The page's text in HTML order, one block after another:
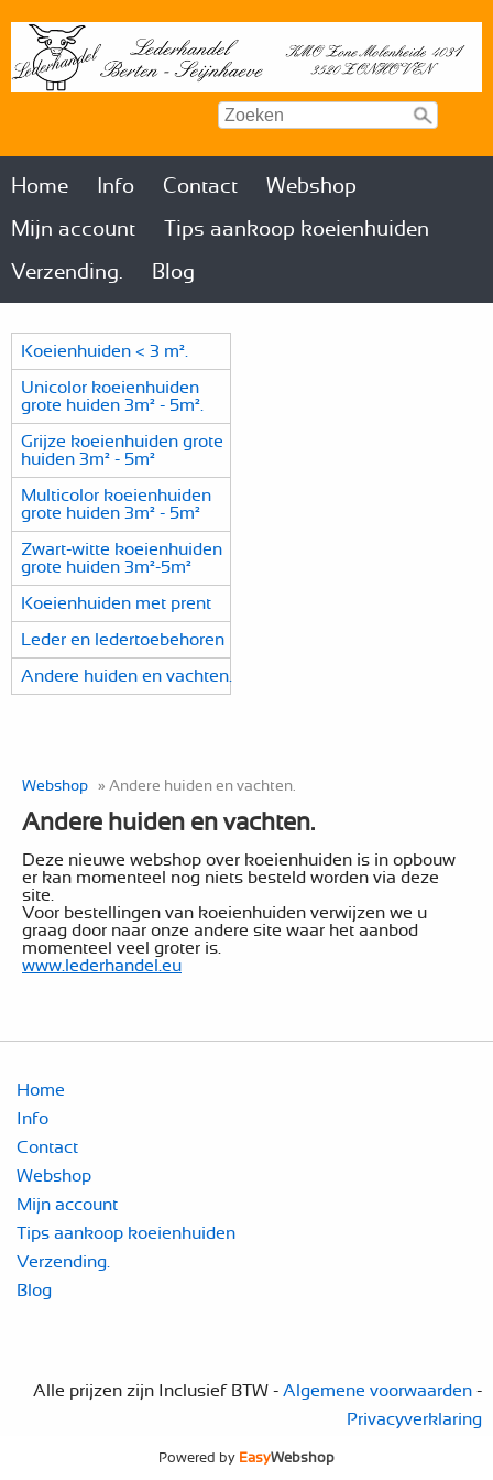
Home Info Contact Webshop
Mijn account Tips aankoop koeienhuiden
Verzending. Blog
Koeienhuiden < 3 m².
Unicolor koeienhuiden
grote huiden 3m² - 5m².
Grijze koeienhuiden grote
huiden 3m² - 5m²
Multicolor koeienhuiden
grote huiden 3m² - 5m²
Zwart-witte koeienhuiden
grote huiden 3m²-5m²
Koeienhuiden met prent
Leder en ledertoebehoren
Andere huiden en vachten.
Webshop » Andere huiden en vachten.
Andere huiden en vachten.
Deze nieuwe webshop over koeienhuiden is in opbouw
er kan momenteel nog niets besteld worden via deze
site.
Voor bestellingen van koeienhuiden verwijzen we u
graag door naar onze andere site waar het aanbod
momenteel veel groter is.
www.lederhandel.eu
Home
Info
Contact
Webshop
Mijn account
Tips aankoop koeienhuiden
Verzending.
Blog
Alle prijzen zijn Inclusief BTW - Algemene voorwaarden -
Privacyverklaring
Powered by EasyWebshop